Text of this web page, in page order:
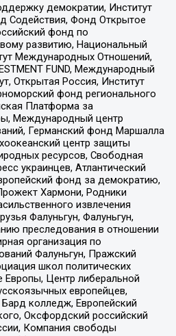
демократии, Институт
Содействия, Фонд Открытое
фонд по
развитию, Национальный
Международных Отношений,
FUND, Международный
Открытая Россия, Институт
фонд регионального
Платформа за
Международный центр
Германский фонд Маршалла
центр защиты
ресурсов, Свободная
украинцев, Атлантический
фонд за демократию,
Хармони, Родники
извлечения
Фалуньгун, Фалуньгун,
преследования в отношении
организация по
Фалуньгун, Пражский
школ политических
Европы, Центр либеральной
европейцев,
колледж, Европейский
Оксфордский российский
Компания свободы